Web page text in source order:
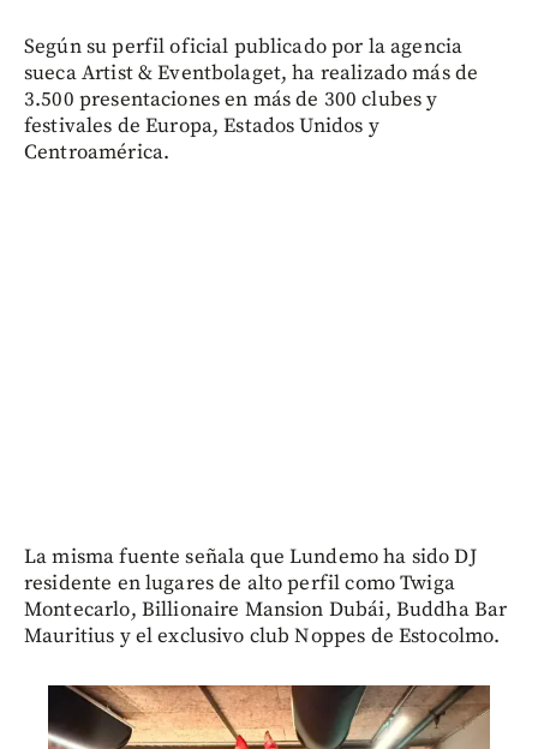
Según su perfil oficial publicado por la agencia
sueca Artist & Eventbolaget, ha realizado más de
3.500 presentaciones en más de 300 clubes y
festivales de Europa, Estados Unidos y
Centroamérica.
La misma fuente señala que Lundemo ha sido DJ
residente en lugares de alto perfil como Twiga
Montecarlo, Billionaire Mansion Dubái, Buddha Bar
Mauritius y el exclusivo club Noppes de Estocolmo.